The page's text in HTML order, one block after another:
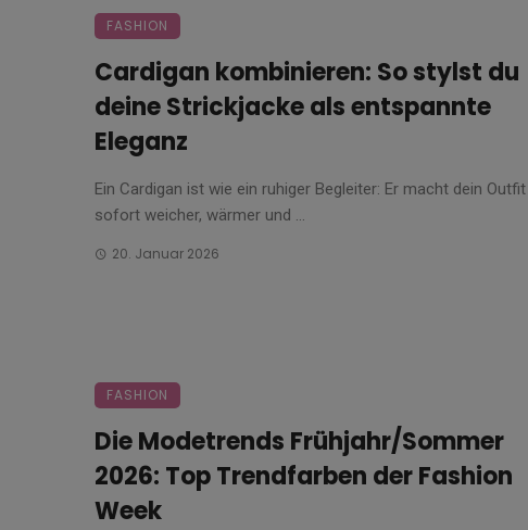
FASHION
Cardigan kombinieren: So stylst du
deine Strickjacke als entspannte
Eleganz
Ein Cardigan ist wie ein ruhiger Begleiter: Er macht dein Outfit
sofort weicher, wärmer und ...
20. Januar 2026
FASHION
Die Modetrends Frühjahr/Sommer
2026: Top Trendfarben der Fashion
Week